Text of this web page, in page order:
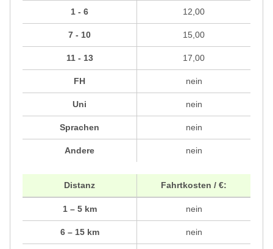
1 - 6
7 - 10
11 - 13
FH
Uni
Sprachen
Andere
12,00
15,00
17,00
nein
nein
nein
nein
Distanz
1 – 5 km
6 – 15 km
Fahrtkosten / €:
nein
nein